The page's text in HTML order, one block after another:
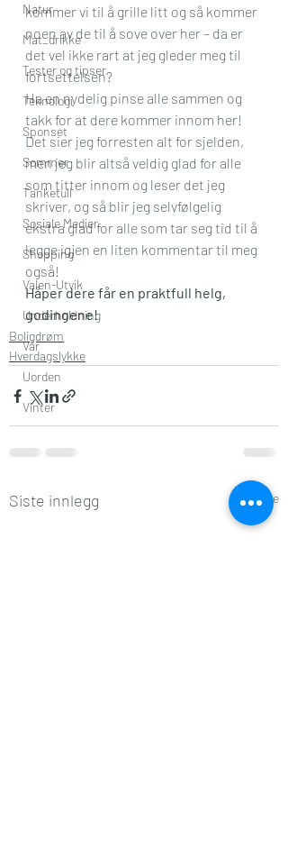
Natur
Mat_drikke
Tester og tipser
Teknologi
Sponset
Sommer
Tanketull
Sosiale Medier
Shopping
Valen-Utvik
Underholdning
Vår
Uorden
Vinter
kommer vi til å grille litt og så kommer
noen av de til å sove over her – da er
det vel ikke rart at jeg gleder meg til
fortsettelsen?
Ha en nydelig pinse alle sammen og
takk for at dere kommer innom her!
Det sier jeg forresten alt for sjelden,
men jeg blir altså veldig glad for alle
som titter innom og leser det jeg
skriver, og så blir jeg selvfølgelig
ekstra glad for alle som tar seg tid til å
legge igjen en liten kommentar til meg
også!
Håper dere får en praktfull helg,
godingene!
Boligdrøm
Hverdagslykke
Siste innlegg Se alle